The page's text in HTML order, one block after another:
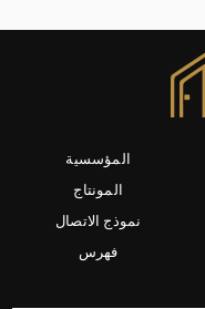
المؤسسية
المونتاج
نموذج الاتصال
فهرس